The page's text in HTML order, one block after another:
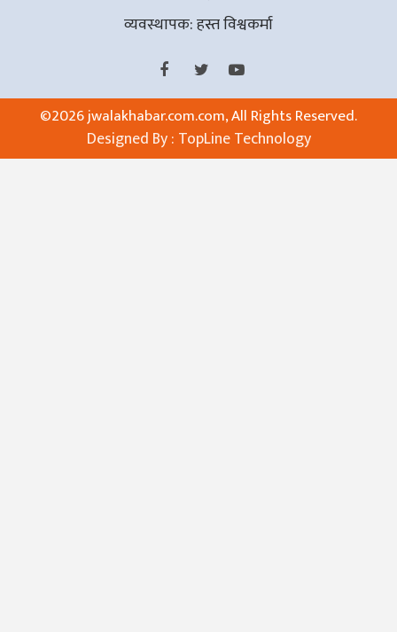
व्यवस्थापक: हस्त विश्वकर्मा
©2026 jwalakhabar.com.com, All Rights Reserved.
Designed By : TopLine Technology